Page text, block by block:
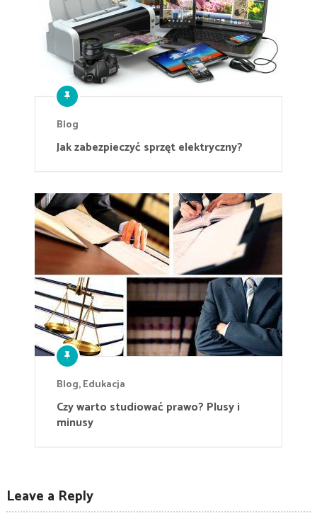
Blog
Jak zabezpieczyć sprzęt elektryczny?
Blog,Edukacja
Czy warto studiować prawo? Plusy i
minusy
Leave a Reply